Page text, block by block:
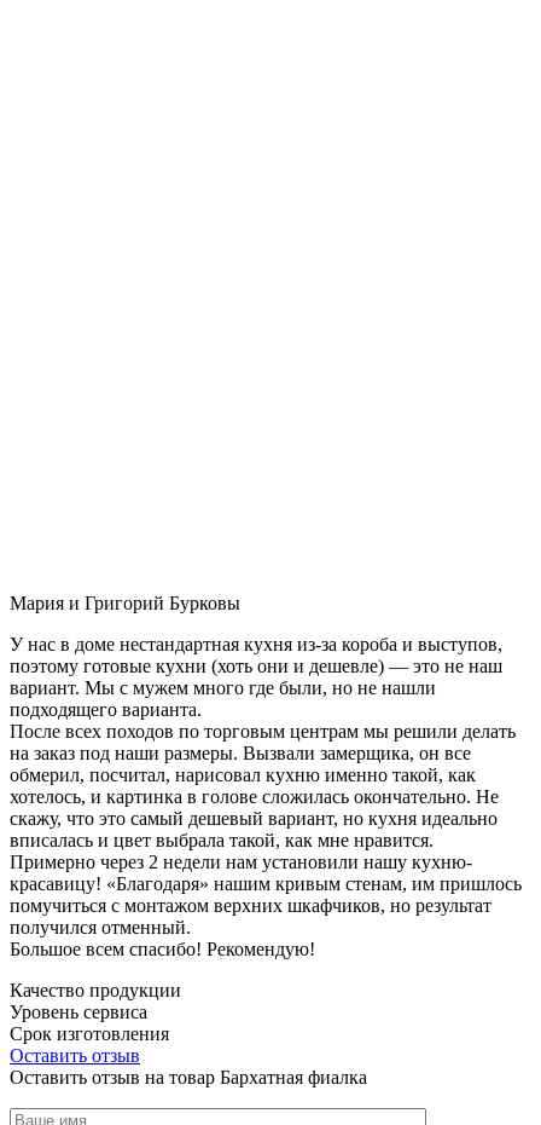
Мария и Григорий Бурковы
У нас в доме нестандартная кухня из-за короба и выступов,
поэтому готовые кухни (хоть они и дешевле) — это не наш
вариант. Мы с мужем много где были, но не нашли
подходящего варианта.
После всех походов по торговым центрам мы решили делать
на заказ под наши размеры. Вызвали замерщика, он все
обмерил, посчитал, нарисовал кухню именно такой, как
хотелось, и картинка в голове сложилась окончательно. Не
скажу, что это самый дешевый вариант, но кухня идеально
вписалась и цвет выбрала такой, как мне нравится.
Примерно через 2 недели нам установили нашу кухню-
красавицу! «Благодаря» нашим кривым стенам, им пришлось
помучиться с монтажом верхних шкафчиков, но результат
получился отменный.
Большое всем спасибо! Рекомендую!
Качество продукции
Уровень сервиса
Срок изготовления
Оставить отзыв
Оставить отзыв на товар Бархатная фиалка